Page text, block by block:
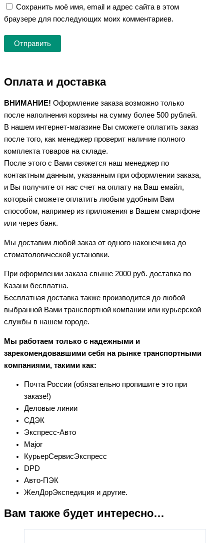
Сохранить моё имя, email и адрес сайта в этом
браузере для последующих моих комментариев.
Оплата и доставка
ВНИМАНИЕ! Оформление заказа возможно только
после наполнения корзины на сумму более 500 рублей.
В нашем интернет-магазине Вы сможете оплатить заказ
после того, как менеджер проверит наличие полного
комплекта товаров на складе.
После этого с Вами свяжется наш менеджер по
контактным данным, указанным при оформлении заказа,
и Вы получите от нас счет на оплату на Ваш емайл,
который сможете оплатить любым удобным Вам
способом, например из приложения в Вашем смартфоне
или через банк.
Мы доставим любой заказ от одного наконечника до
стоматологической установки.
При оформлении заказа свыше 2000 руб. доставка по
Казани бесплатна.
Бесплатная доставка также производится до любой
выбранной Вами транспортной компании или курьерской
службы в нашем городе.
Мы работаем только с надежными и
зарекомендовавшими себя на рынке транспортными
компаниями, такими как:
Почта России (обязательно пропишите это при
заказе!)
Деловые линии
СДЭК
Экспресс-Авто
Major
КурьерСервисЭкспресс
DPD
Авто-ПЭК
ЖелДорЭкспедиция и другие.
Вам также будет интересно…